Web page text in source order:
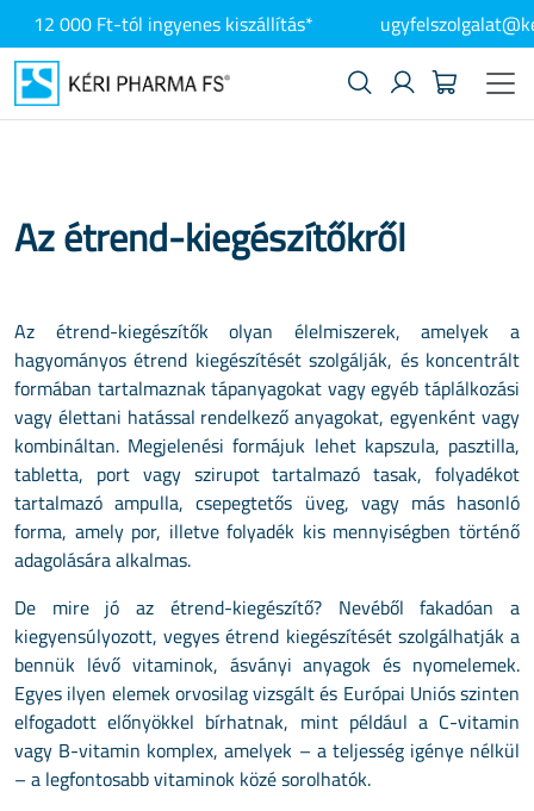
12 000 Ft-tól ingyenes kiszállítás*
Az étrend-kiegészítőkről
Az étrend-kiegészítők olyan élelmiszerek, amelyek a
hagyományos étrend kiegészítését szolgálják, és koncentrált
formában tartalmaznak tápanyagokat vagy egyéb táplálkozási
vagy élettani hatással rendelkező anyagokat, egyenként vagy
kombináltan. Megjelenési formájuk lehet kapszula, pasztilla,
tabletta, port vagy szirupot tartalmazó tasak, folyadékot
tartalmazó ampulla, csepegtetős üveg, vagy más hasonló
forma, amely por, illetve folyadék kis mennyiségben történő
adagolására alkalmas.
De mire jó az étrend-kiegészítő? Nevéből fakadóan a
kiegyensúlyozott, vegyes étrend kiegészítését szolgálhatják a
bennük lévő vitaminok, ásványi anyagok és nyomelemek.
Egyes ilyen elemek orvosilag vizsgált és Európai Uniós szinten
elfogadott előnyökkel bírhatnak, mint például a C-vitamin
vagy B-vitamin komplex, amelyek – a teljesség igénye nélkül
– a legfontosabb vitaminok közé sorolhatók.